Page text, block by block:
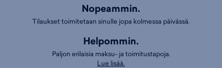
Nopeammin.
Tilaukset toimitetaan sinulle jopa kolmessa päivässä.
Helpommin.
Paljon erilaisia maksu- ja toimitustapoja.
Lue lisää.